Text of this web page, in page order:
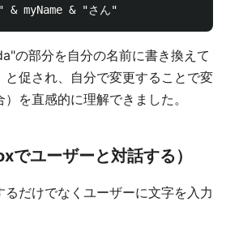
の部分を自分の名前に書き換えて
と促され、自分で変更することで変
を直感的に理解できました。
ユーザーと対話する）
だけでなくユーザーに文字を入力